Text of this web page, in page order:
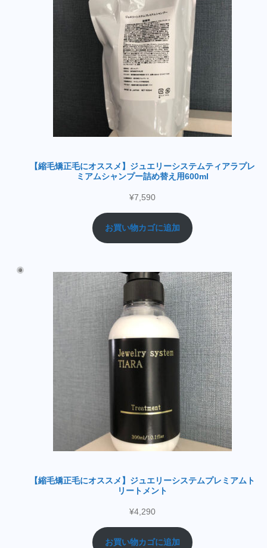
【縮毛矯正毛にオススメ】ジュエリーシステムティアラプレ
ミアムシャンプー詰め替え用600ml
¥7,590
お買い物カゴに追加
【縮毛矯正毛にオススメ】ジュエリーシステムプレミアムト
リートメント
¥4,290
お買い物カゴに追加